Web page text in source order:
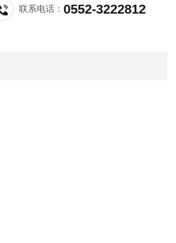
联系电话：0552-3222812